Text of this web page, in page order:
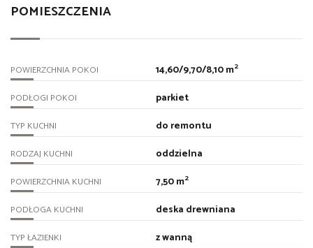
POMIESZCZENIA
POWIERZCHNIA POKOI 14,60/9,70/8,10 m2
PODŁOGI POKOI parkiet
TYP KUCHNI do remontu
RODZAJ KUCHNI oddzielna
POWIERZCHNIA KUCHNI 7,50 m2
PODŁOGA KUCHNI deska drewniana
TYP ŁAZIENKI z wanną